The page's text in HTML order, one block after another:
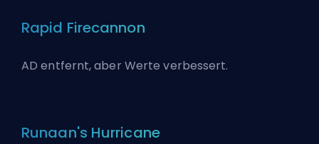
Rapid Firecannon
AD entfernt, aber Werte verbessert.
Runaan's Hurricane